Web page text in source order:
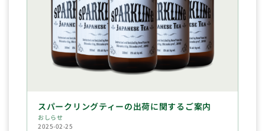
スパークリングティーの出荷に関するご案内
おしらせ
2025-02-25